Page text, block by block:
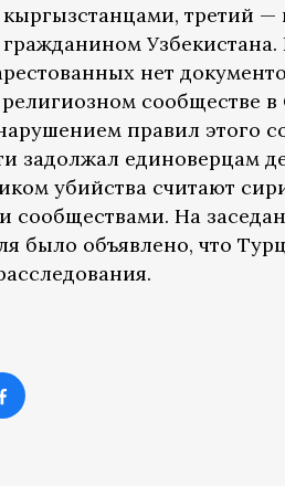
кыргызстанцами, третий
Узбекистана.
нет
сообществе
правил этого
задолжал единоверцам
убийства считают
сообществами. На
было объявлено, что